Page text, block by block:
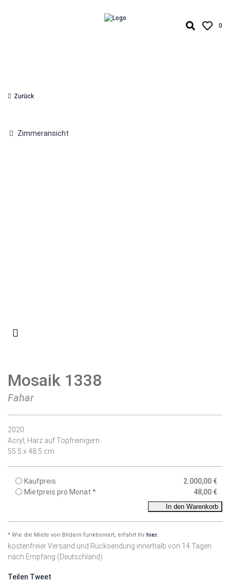
0
Zurück
Zimmeransicht
Mosaik 1338
Fahar
2020
Acryl, Harz auf Topfreinigern
55.5 x 48.5 cm
Kaufpreis 2.000,00 €
Mietpreis pro Monat *
48,00 €
In den Warenkorb
* Wie die Miete von Bildern funktioniert, erfahrt Ihr hier.
kostenfreier Versand und Rücksendung innerhalb von 14 Tagen
nach Empfang (Deutschland)
Teilen Tweet